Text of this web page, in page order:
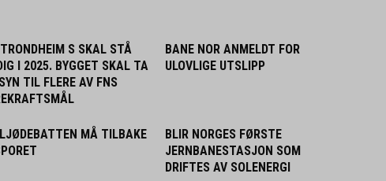
S SKAL STÅ
I 2025. BYGGET SKAL TA
TIL FLERE AV FNS
BANE NOR ANMELDT FOR
ULOVLIGE UTSLIPP
MÅ TILBAKE
BLIR NORGES FØRSTE
JERNBANESTASJON SOM
DRIFTES AV SOLENERGI